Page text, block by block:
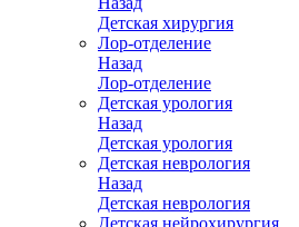
Детская хирургия
Лор-отделение
Назад
Лор-отделение
Детская урология
Назад
Детская урология
Детская неврология
Назад
Детская неврология
Детская нейрохирургия